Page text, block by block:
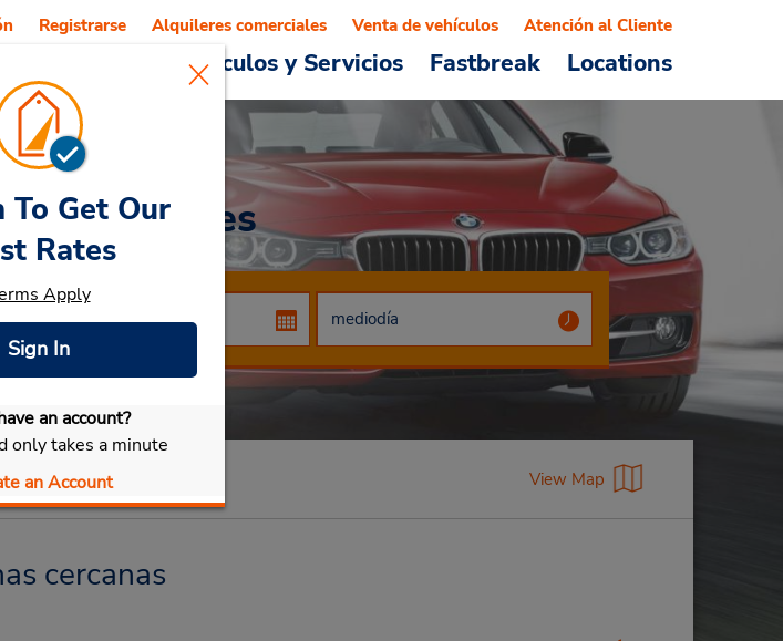
Vehículos y Servicios Fastbreak Locations
Registrarse Alquileres comerciales Venta de vehículos Atención al Cliente
Navegantes
mi vehículo
To Get Our
Rates
Apply
Sign In
an account?
only takes a minute
an Account
View Map
cercanas